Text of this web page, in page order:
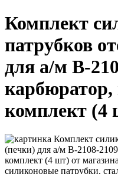
Комплект
патрубков
для а/м В-
комплект (4